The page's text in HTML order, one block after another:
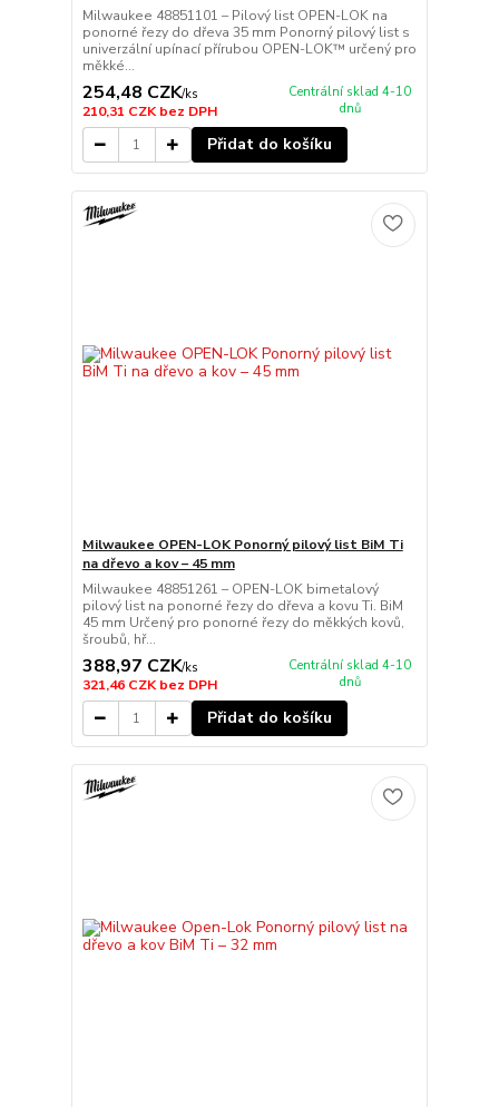
Milwaukee 48851101 – Pilový list OPEN-LOK na
ponorné řezy do dřeva 35 mm Ponorný pilový list s
univerzální upínací přírubou OPEN-LOK™ určený pro
měkké...
254,48 CZK/ks
210,31 CZKbez DPH
Centrální sklad 4-10
dnů
Přidat do košíku
Milwaukee OPEN-LOK Ponorný pilový list BiM Ti
na dřevo a kov – 45 mm
Milwaukee 48851261 – OPEN-LOK bimetalový
pilový list na ponorné řezy do dřeva a kovu Ti. BiM
45 mm Určený pro ponorné řezy do měkkých kovů,
šroubů, hř...
388,97 CZK/ks
321,46 CZKbez DPH
Centrální sklad 4-10
dnů
Přidat do košíku